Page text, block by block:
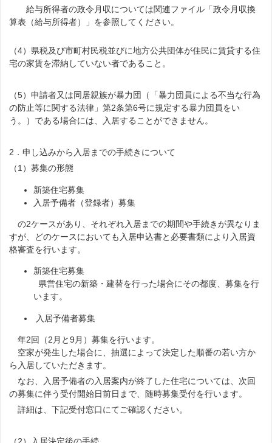
給与所得者の政令月収については関連ファイル「政令月収換
算表（給与所得者）」を参照してください。
（4）県税及び市町村民税並びに地方公共団体が住民に賃貸する住
宅の家賃を滞納していない者であること。
（5）申請者又は同居親族が暴力団（「暴力団員による不当な行為
の防止等に関する法律」第2条第6号に規定する暴力団員をい
う。）である場合には、入居することができません。
2．申し込みから入居までの手続きについて
（1）募集の形態
新築住宅募集
入居予備者（登録者）募集
の2ケースがあり、それぞれ入居までの期間や手続きが異なりま
すが、どのケースにおいても入居申込書と必要書類により入居資
格審査を行います。
新築住宅募集
県営住宅の新築・建替を行った場合にその都度、募集を行
います。
入居予備者募集
年2回（2月と9月）募集を行います。
空家が発生した場合に、抽選によって決定した順番の若い方か
ら入居していただきます。
なお、入居予備者の入居案内が終了した住宅については、次回
の募集に伴う受付開始日前日まで、随時募集受付を行います。
詳細は、下記受付窓口にてご確認ください。